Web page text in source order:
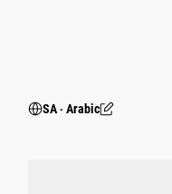
SA ‧ Arabic